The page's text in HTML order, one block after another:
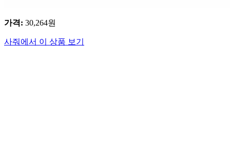
가격: 30,264원
사줘에서 이 상품 보기